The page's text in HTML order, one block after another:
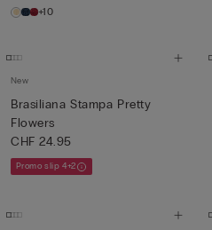
+10
New
Brasiliana Stampa Pretty
Flowers
CHF 24.95
Promo slip 4+2